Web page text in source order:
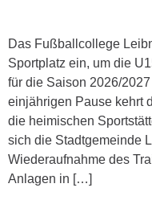
Das Fußballcollege
Sportplatz ein, um die
für die Saison 2026/
einjährigen Pause kehrt
die heimischen
sich die Stadtgemeinde
Wiederaufnahme des
Anlagen in […]